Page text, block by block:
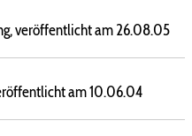
veröffentlicht am 26.08.05
am 10.06.04